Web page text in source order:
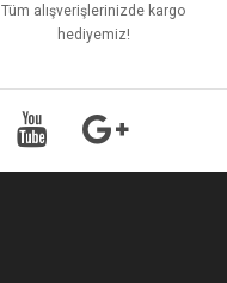
Tüm alışverişlerinizde kargo
hediyemiz!